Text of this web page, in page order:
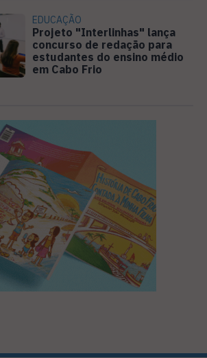
EDUCAÇÃO
Projeto "Interlinhas" lança
concurso de redação para
estudantes do ensino médio
em Cabo Frio